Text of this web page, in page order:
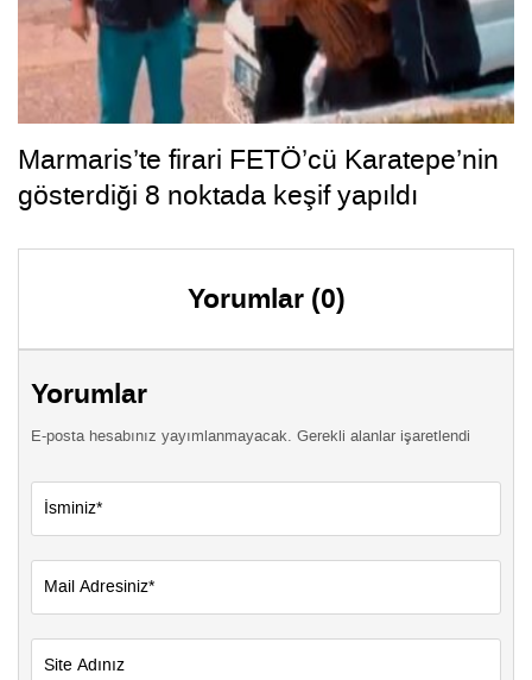
Marmaris’te firari FETÖ’cü Karatepe’nin
gösterdiği 8 noktada keşif yapıldı
Yorumlar (0)
Yorumlar
E-posta hesabınız yayımlanmayacak. Gerekli alanlar işaretlendi